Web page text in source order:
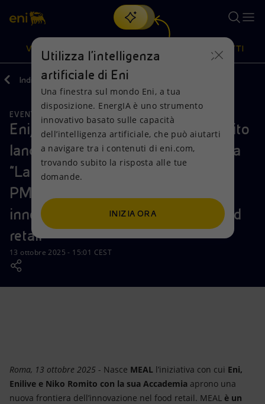
Cerca
scopri EnergIA, la nostra nuova soluzione di intelligenza
artificiale.
VISIONE
Visione
Mission e valori
Persone e Partnership
Net Zero
Modello satellitare
Energia accessibile
Azioni
Diversificazione energetica
Tecnologie per la transizione
Collaborazioni per l'innovazione
Attività nel mondo
PRODOTTI
Prodotti
Casa
Imprese
Mobilità
Indietro Media News
EVENTI
Eni, Enilive e Accademia Niko Romito
lanciano MEAL: il primo programma
“Lab to Market” rivolto a startup e
PMI che unisce alta cucina e
innovazione per rivoluzionare il food
retail
13 ottobre 2025 - 15:01 CEST
Roma, 13 ottobre 2025 - Nasce MEAL l’iniziativa con cui Eni,
Enilive e Niko Romito con la sua Accademia aprono una
nuova frontiera dell’innovazione nel food retail. MEAL è un
Utilizza l'intelligenza
artificiale di Eni
Una finestra sul mondo Eni, a tua
disposizione. EnergIA è uno strumento
innovativo basato sulle capacità
dell’intelligenza artificiale, che può aiutarti
a navigare tra i contenuti di eni.com,
trovando subito la risposta alle tue
domande.
INIZIA ORA